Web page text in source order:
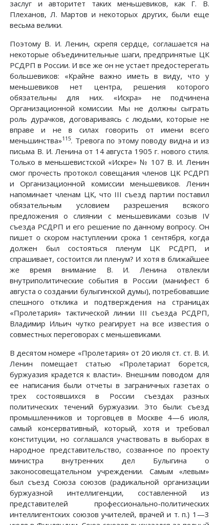
заслуг и авторитет таких меньшевиков, как Г. В.
Плеханов, Л. Мартов и некоторых других, были еще
весьма велики.
Поэтому В. И. Ленин, скрепя сердце, соглашается на
некоторые объединительные шаги, предпринятые ЦК
РСДРП в России. И все же он не устает предостерегать
большевиков: «Крайне важно иметь в виду, что у
меньшевиков нет центра, решения которого
обязательны для них. «Искра» не подчинена
Организационной комиссии. Мы не должны сыграть
роль дурачков, договариваясь с людьми, которые не
вправе и не в силах говорить от имени всего
меньшинства»115. Тревога по этому поводу видна и из
письма В. И. Ленина от 14 августа 1905 г. нового стиля.
Только в меньшевистской «Искре» № 107 В. И. Ленин
смог прочесть протокол совещания членов ЦК РСДРП
и Организационной комиссии меньшевиков. Ленин
напоминает членам ЦК, что III съезд партии поставил
обязательным условием разрешения всякого
предложения о слиянии с меньшевиками созыв IV
съезда РСДРП и его решение по данному вопросу. Он
пишет о скором наступлении срока 1 сентября, когда
должен был состояться пленум ЦК РСДРП, и
спрашивает, состоится ли пленум? И хотя в ближайшее
же время внимание В. И. Ленина отвлекли
внутриполитические события в России (манифест 6
августа о создании булыгинской думы), потребовавшие
спешного отклика и подтверждения на страницах
«Пролетария» тактической линии III съезда РСДРП,
Владимир Ильич чутко реагирует на все известия о
совместных переговорах с меньшевиками.
В десятом номере «Пролетария» от 20 июля ст. ст. В. И.
Ленин помещает статью «Пролетариат борется,
буржуазия крадется к власти». Внешним поводом для
ее написания были отчеты в заграничных газетах о
трех состоявшихся в России съездах разных
политических течений буржуазии. Это были: съезд
промышленников и торговцев в Москве 4—6 июля,
самый консервативный, который, хотя и требовал
конституции, но соглашался участвовать в выборах в
народное представительство, созванное по проекту
министра внутренних дел Булыгина о
законосовещательном учреждении. Самым «левым»
был съезд Союза союзов (радикальной организации
буржуазной интеллигенции, составленной из
представителей профессионально-политических
интеллигентских союзов учителей, врачей и т. п.) 1—3